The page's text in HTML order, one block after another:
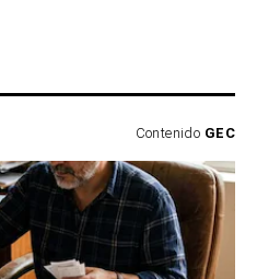
Contenido GEC